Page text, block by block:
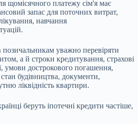
щомісячного платежу сім'я має
запас для поточних витрат,
навчання
уважно перевіряти
а й строки кредитування, страхові
умови дострокового погашення,
будівництва, документи,
ліквідність квартири.
беруть іпотечні кредити частіше,